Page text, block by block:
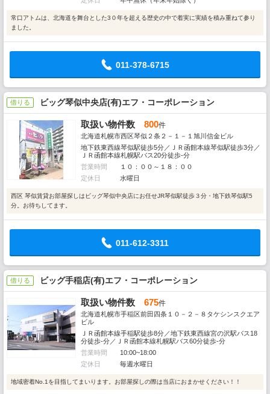
常口アトムは、北海道を舞台とした3０年を超える歴史の中で着実に実績を積み重ねて参り
ました。
011-378-6715
借りる ビッグ琴似中央店(有)エフ・コーポレーション
取扱い物件数 800件
北海道札幌市西区琴似２条２－１－１旭川信金ビル
地下鉄東西線琴似駅徒歩5分／ＪＲ函館本線琴似駅徒歩3分／
ＪＲ函館本線札幌駅バス20分徒歩-分
営業時間
１０：００～１８：００
定休日
水曜日
西区 琴似賃貸お部屋探しはビッグ琴似中央店にお任せJR琴似駅徒歩３分・地下鉄琴似駅5
分。お待ちしてます。
011-612-3311
借りる ビッグ手稲店(有)エフ・コーポレーション
取扱い物件数 675件
北海道札幌市手稲区前田四条１０－２－８タケシンスクエア
ビル
ＪＲ函館本線手稲駅徒歩8分／地下鉄東西線宮の沢駅バス18
分徒歩-分／ＪＲ函館本線札幌駅バス60分徒歩-分
営業時間
10:00~18:00
定休日
毎週水曜日
地域密着No.1を目指してまいります。お部屋探しの際は当店におまかせください！！